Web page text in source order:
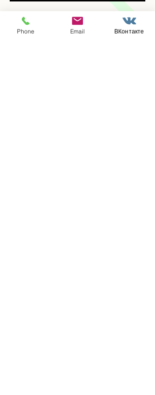
В городском парке «Ёлочки»
прошло очередное занятие по
Phone Email ВКонтакте